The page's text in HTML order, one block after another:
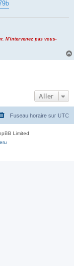
N'intervenez pas vous-
Aller
Fuseau horaire sur UTC
Limited